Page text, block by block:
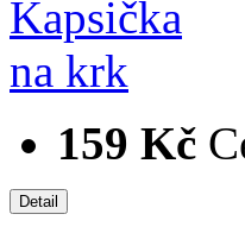
159 Kč